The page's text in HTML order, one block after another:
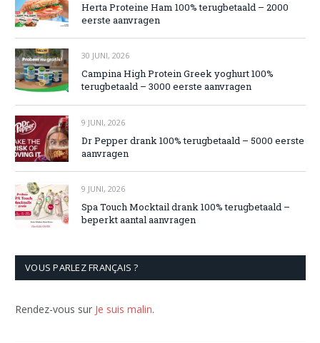
Herta Proteine Ham 100% terugbetaald – 2000
eerste aanvragen
30 JUNI, 2026
Campina High Protein Greek yoghurt 100%
terugbetaald – 3000 eerste aanvragen
9 JUNI, 2026
Dr Pepper drank 100% terugbetaald – 5000 eerste
aanvragen
9 JUNI, 2026
Spa Touch Mocktail drank 100% terugbetaald –
beperkt aantal aanvragen
VOUS PARLEZ FRANÇAIS ?
Rendez-vous sur Je suis malin.